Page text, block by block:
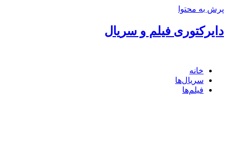
پرش به محتوا
دایرکتوری فیلم و سریال
خانه
سریال‌ها
فیلم‌ها